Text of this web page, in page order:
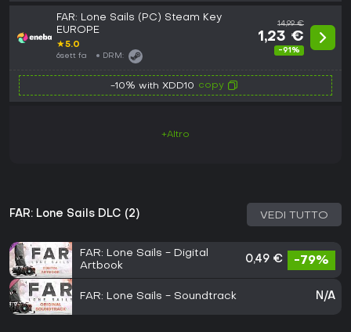
FAR: Lone Sails (PC) Steam Key
EUROPE
★5.0
6sett fa DRM:
14,99 €
1,23 €
-91%
-10% with XDD10 copy
+Altro
FAR: Lone Sails DLC (2) VEDI TUTTO
FAR: Lone Sails - Digital
Artbook
0,49 € -79%
FAR: Lone Sails - Soundtrack N/A